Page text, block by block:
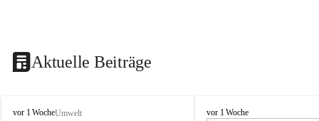
Aktuelle Beiträge
V
vor 1 WocheUmwelt
V
vor 1 Woche